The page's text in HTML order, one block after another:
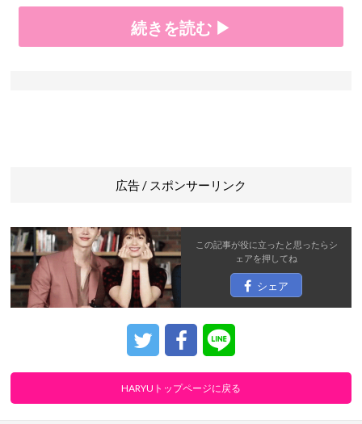
続きを読む ▶
広告 / スポンサーリンク
この記事が役に立ったと思ったらシ
ェアを押してね
シェア
HARYUトップページに戻る